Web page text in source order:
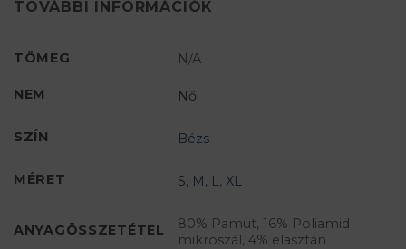
TOVÁBBI INFORMÁCIÓK
TÖMEG N/A
NEM Női
SZÍN Bézs
MÉRET S, M, L,XL
ANYAGÖSSZETÉTEL
80% Pamut, 16% Poliamid
mikroszál, 4% elasztán